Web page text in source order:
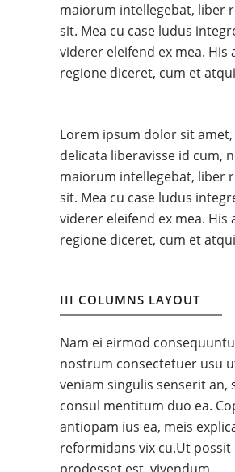
maiorum intellegebat, liber
sit. Mea cu case ludus
viderer eleifend ex mea. His
regione diceret, cum et
Lorem ipsum dolor sit
delicata liberavisse id cum,
maiorum intellegebat, liber
sit. Mea cu case ludus
viderer eleifend ex mea. His
regione diceret, cum et
III COLUMNS LAYOUT
Nam ei eirmod
nostrum consectetuer usu
veniam singulis senserit an,
consul mentitum duo ea.
antiopam ius ea, meis
reformidans vix cu.Ut